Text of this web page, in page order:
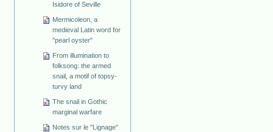
Isidore of Seville
Mermicoleon, a
medieval Latin word for
"pearl oyster"
From illumination to
folksong: the armed
snail, a motif of topsy-
turvy land
The snail in Gothic
marginal warfare
Notes sur le "Lignage"